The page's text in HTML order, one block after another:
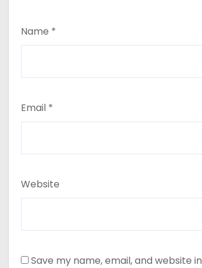
Name *
Email *
Website
Save my name, email, and website